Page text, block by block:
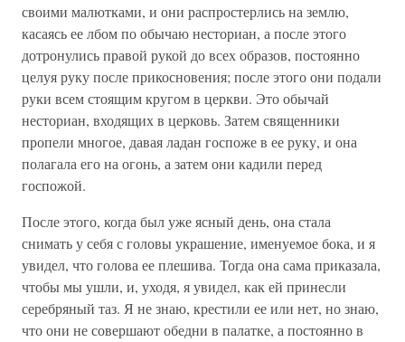
своими малютками, и они распростерлись на землю,
касаясь ее лбом по обычаю несториан, а после этого
дотронулись правой рукой до всех образов, постоянно
целуя руку после прикосновения; после этого они подали
руки всем стоящим кругом в церкви. Это обычай
несториан, входящих в церковь. Затем священники
пропели многое, давая ладан госпоже в ее руку, и она
полагала его на огонь, а затем они кадили перед
госпожой.
После этого, когда был уже ясный день, она стала
снимать у себя с головы украшение, именуемое бока, и я
увидел, что голова ее плешива. Тогда она сама приказала,
чтобы мы ушли, и, уходя, я увидел, как ей принесли
серебряный таз. Я не знаю, крестили ее или нет, но знаю,
что они не совершают обедни в палатке, а постоянно в